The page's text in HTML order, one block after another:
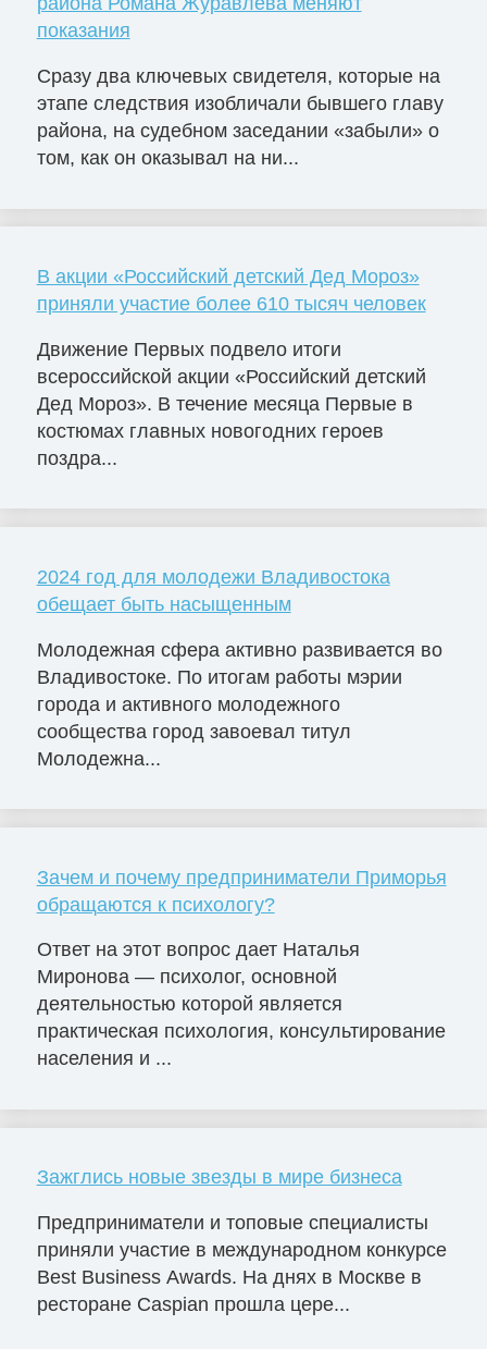
показания
Сразу два ключевых свидетеля, которые на
этапе следствия изобличали бывшего главу
района, на судебном заседании «забыли» о
том, как он оказывал на ни...
В акции «Российский детский Дед Мороз»
приняли участие более 610 тысяч человек
Движение Первых подвело итоги
всероссийской акции «Российский детский
Дед Мороз». В течение месяца Первые в
костюмах главных новогодних героев
поздра...
2024 год для молодежи Владивостока
обещает быть насыщенным
Молодежная сфера активно развивается во
Владивостоке. По итогам работы мэрии
города и активного молодежного
сообщества город завоевал титул
Молодежна...
Зачем и почему предприниматели Приморья
обращаются к психологу?
Ответ на этот вопрос дает Наталья
Миронова — психолог, основной
деятельностью которой является
практическая психология, консультирование
населения и ...
Зажглись новые звезды в мире бизнеса
Предприниматели и топовые специалисты
приняли участие в международном конкурсе
Best Business Awards. На днях в Москве в
ресторане Caspian прошла цере...